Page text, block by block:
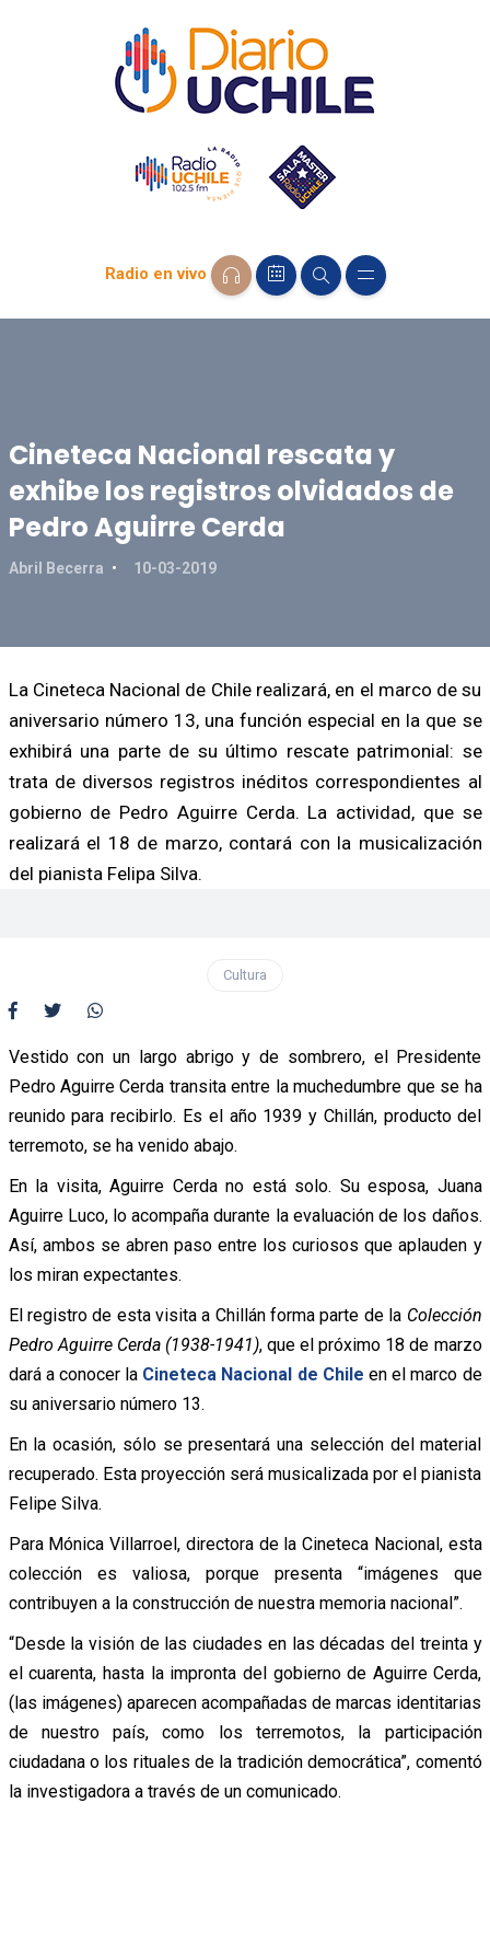
Radio en vivo
Cineteca Nacional rescata y
exhibe los registros olvidados de
Pedro Aguirre Cerda
Abril Becerra 10-03-2019
La Cineteca Nacional de Chile realizará, en el marco de su
aniversario número 13, una función especial en la que se
exhibirá una parte de su último rescate patrimonial: se
trata de diversos registros inéditos correspondientes al
gobierno de Pedro Aguirre Cerda. La actividad, que se
realizará el 18 de marzo, contará con la musicalización
del pianista Felipa Silva.
Cultura
Vestido con un largo abrigo y de sombrero, el Presidente
Pedro Aguirre Cerda transita entre la muchedumbre que se ha
reunido para recibirlo. Es el año 1939 y Chillán, producto del
terremoto, se ha venido abajo.
En la visita, Aguirre Cerda no está solo. Su esposa, Juana
Aguirre Luco, lo acompaña durante la evaluación de los daños.
Así, ambos se abren paso entre los curiosos que aplauden y
los miran expectantes.
El registro de esta visita a Chillán forma parte de la Colección
Pedro Aguirre Cerda (1938-1941), que el próximo 18 de marzo
dará a conocer la Cineteca Nacional de Chile en el marco de
su aniversario número 13.
En la ocasión, sólo se presentará una selección del material
recuperado. Esta proyección será musicalizada por el pianista
Felipe Silva.
Para Mónica Villarroel, directora de la Cineteca Nacional, esta
colección es valiosa, porque presenta “imágenes que
contribuyen a la construcción de nuestra memoria nacional”.
“Desde la visión de las ciudades en las décadas del treinta y
el cuarenta, hasta la impronta del gobierno de Aguirre Cerda,
(las imágenes) aparecen acompañadas de marcas identitarias
de nuestro país, como los terremotos, la participación
ciudadana o los rituales de la tradición democrática”, comentó
la investigadora a través de un comunicado.